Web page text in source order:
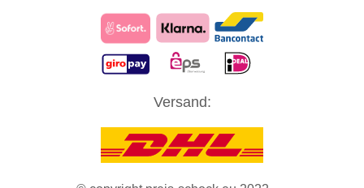
zu Ihren Rechten als Benutzer finden Sie in unserer
Cookies zu akzeptieren und direkt unsere Website besuchen zu
ZUSTIMMUNG
Versand: